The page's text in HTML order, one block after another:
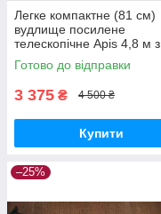
Легке компактне (81 см)
вудлище посилене
телескопічне Apis 4,8 м з
кільцями
Готово до відправки
3 375 ₴ 4 500 ₴
Купити
–25%